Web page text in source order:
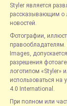
Styler является
рассказывающим о
новостей.
Фотографии,
Images,
разрешения
логотипом «Styler»
использоваться на
4.0 International.
При полном или